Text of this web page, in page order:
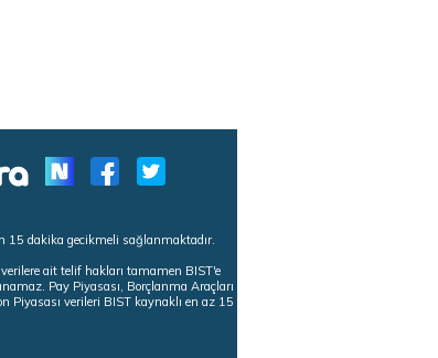
15 dakika gecikmeli sağlanmaktadır.
ait telif hakları tamamen BIST'e
Pay Piyasası, Borçlanma Araçları
Piyasası verileri BIST kaynaklı en az 15